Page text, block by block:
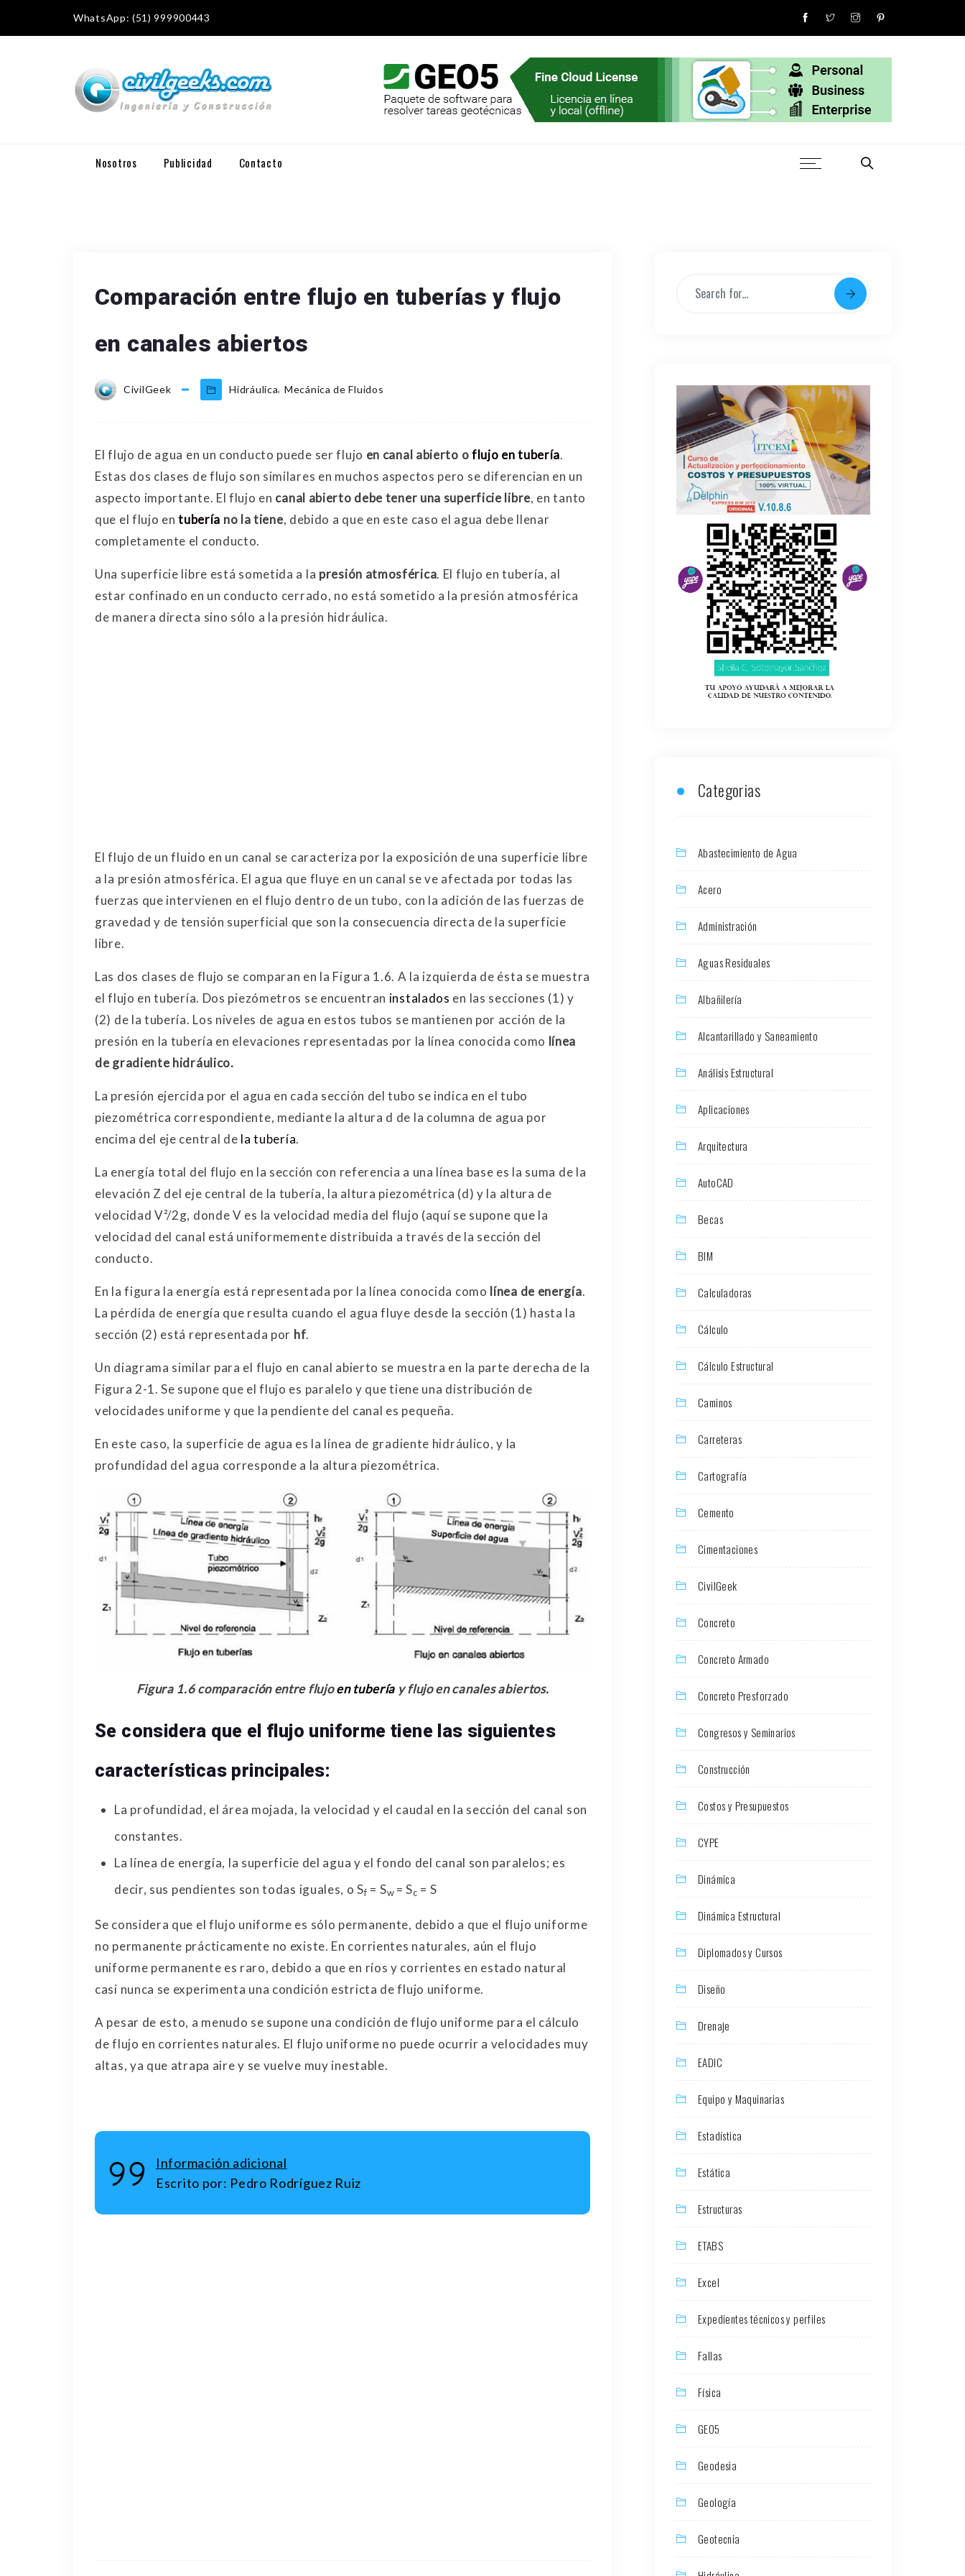
WhatsApp: (51) 999900443
Nosotros Publicidad Contacto
Comparación entre flujo en tuberías y flujo
en canales abiertos
CivilGeek Hidráulica, Mecánica de Fluidos
El flujo de agua en un conducto puede ser flujo en canal abierto oflujo en tubería.
Estas dos clases de flujo son similares en muchos aspectos pero se diferencian en un
aspecto importante. El flujo en canal abierto debe tener una superficie libre, en tanto
que el flujo entubería no la tiene, debido a que en este caso el agua debe llenar
completamente el conducto.
Una superficie libre está sometida a la presión atmosférica. El flujo en tubería, al
estar confinado en un conducto cerrado, no está sometido a la presión atmosférica
de manera directa sino sólo a la presión hidráulica.
El flujo de un fluido en un canal se caracteriza por la exposición de una superficie libre
a la presión atmosférica. El agua que fluye en un canal se ve afectada por todas las
fuerzas que intervienen en el flujo dentro de un tubo, con la adición de las fuerzas de
gravedad y de tensión superficial que son la consecuencia directa de la superficie
libre.
Las dos clases de flujo se comparan en la Figura 1.6. A la izquierda de ésta se muestra
el flujo en tubería. Dos piezómetros se encuentran instalados en las secciones (1) y
(2) de la tubería. Los niveles de agua en estos tubos se mantienen por acción de la
presión en la tubería en elevaciones representadas por la línea conocida como línea
de gradiente hidráulico.
La presión ejercida por el agua en cada sección del tubo se indica en el tubo
piezométrica correspondiente, mediante la altura d de la columna de agua por
encima del eje central de la tubería.
La energía total del flujo en la sección con referencia a una línea base es la suma de la
elevación Z del eje central de la tubería, la altura piezométrica (d) y la altura de
velocidad V²/2g, donde V es la velocidad media del flujo (aquí se supone que la
velocidad del canal está uniformemente distribuida a través de la sección del
conducto.
En la figura la energía está representada por la línea conocida como línea de energía.
La pérdida de energía que resulta cuando el agua fluye desde la sección (1) hasta la
sección (2) está representada por hf.
Un diagrama similar para el flujo en canal abierto se muestra en la parte derecha de la
Figura 2-1. Se supone que el flujo es paralelo y que tiene una distribución de
velocidades uniforme y que la pendiente del canal es pequeña.
En este caso, la superficie de agua es la línea de gradiente hidráulico, y la
profundidad del agua corresponde a la altura piezométrica.
Figura 1.6 comparación entre flujoen tubería y flujo en canales abiertos.
Se considera que el flujo uniforme tiene las siguientes
características principales:
La profundidad, el área mojada, la velocidad y el caudal en la sección del canal son
constantes.
La línea de energía, la superficie del agua y el fondo del canal son paralelos; es
decir, sus pendientes son todas iguales, o Sf = Sw = Sc = S
Se considera que el flujo uniforme es sólo permanente, debido a que el flujo uniforme
no permanente prácticamente no existe. En corrientes naturales, aún el flujo
uniforme permanente es raro, debido a que en ríos y corrientes en estado natural
casi nunca se experimenta una condición estricta de flujo uniforme.
A pesar de esto, a menudo se supone una condición de flujo uniforme para el cálculo
de flujo en corrientes naturales. El flujo uniforme no puede ocurrir a velocidades muy
altas, ya que atrapa aire y se vuelve muy inestable.
Información adicional
Escrito por: Pedro Rodríguez Ruiz
Categorias
Abastecimiento de Agua
Acero
Administración
Aguas Residuales
Albañilería
Alcantarillado y Saneamiento
Análisis Estructural
Aplicaciones
Arquitectura
AutoCAD
Becas
BIM
Calculadoras
Cálculo
Cálculo Estructural
Caminos
Carreteras
Cartografía
Cemento
Cimentaciones
CivilGeek
Concreto
Concreto Armado
Concreto Presforzado
Congresos y Seminarios
Construcción
Costos y Presupuestos
CYPE
Dinámica
Dinámica Estructural
Diplomados y Cursos
Diseño
Drenaje
EADIC
Equipo y Maquinarias
Estadística
Estática
Estructuras
ETABS
Excel
Expedientes técnicos y perfiles
Fallas
Física
GEO5
Geodesia
Geología
Geotecnia